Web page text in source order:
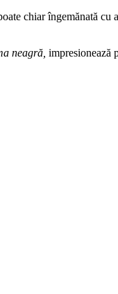
chiar îngemănată
neagră, impresionează